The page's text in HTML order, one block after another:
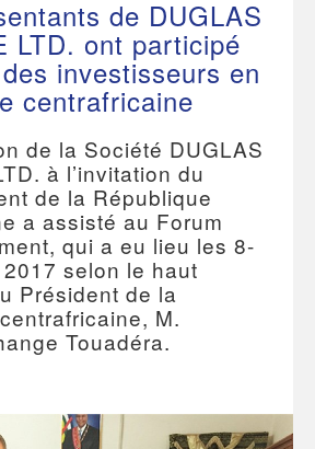
de DUGLAS
LTD. ont participé
investisseurs en
centrafricaine
de la Société DUGLAS
à l’invitation du
de la République
a assisté au Forum
qui a eu lieu les 8-
selon le haut
Président de la
M.
Touadéra.